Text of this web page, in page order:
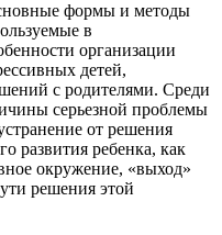
формы и методы
в
организации
детей,
с родителями. Среди
серьезной проблемы
от решения
развития ребенка, как
окружение, «выход»
решения этой